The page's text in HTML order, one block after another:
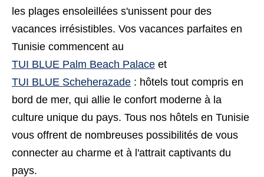
les plages ensoleillées s'unissent pour des
vacances irrésistibles. Vos vacances parfaites en
Tunisie commencent au
TUI BLUE Palm Beach Palace et
TUI BLUE Scheherazade : hôtels tout compris en
bord de mer, qui allie le confort moderne à la
culture unique du pays. Tous nos hôtels en Tunisie
vous offrent de nombreuses possibilités de vous
connecter au charme et à l'attrait captivants du
pays.